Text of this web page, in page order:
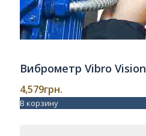
Виброметр Vibro Vision
4,579грн.
В корзину